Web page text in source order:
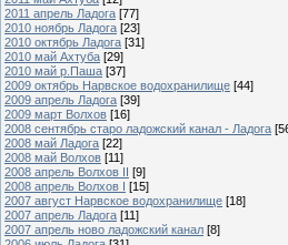
2011 апрель Ладога [77]
2010 ноябрь Ладога [23]
2010 октябрь Ладога [31]
2010 май Ахтуба [29]
2010 май р.Паша [37]
2009 октябрь Нарвское водохранилище [44]
2009 апрель Ладога [39]
2009 март Волхов [16]
2008 сентябрь старо ладожский канал - Ладога
2008 май Ладога [22]
2008 май Волхов [11]
2008 апрель Волхов II [9]
2008 апрель Волхов I [15]
2007 август Нарвское водохранилище [18]
2007 апрель Ладога [11]
2007 апрель ново ладожский канал [8]